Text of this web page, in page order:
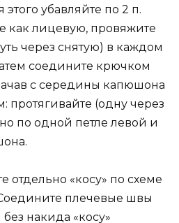
убавляйте по 2 п.
как лицевую, провяжите
через снятую) в каждом
соедините крючком
с середины капюшона
(одну через
по одной петле левой и
отдельно «косу» по схеме
плечевые швы
накида «косу»